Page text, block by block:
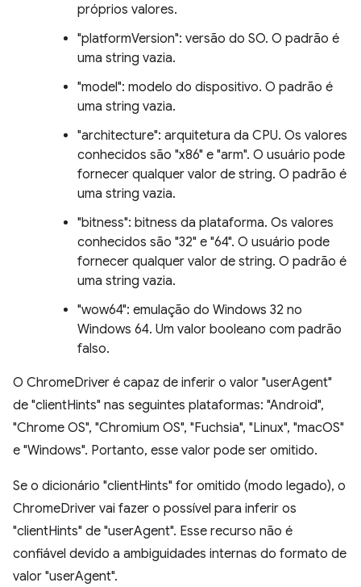
próprios valores.
"platformVersion": versão do SO. O padrão é
uma string vazia.
"model": modelo do dispositivo. O padrão é
uma string vazia.
"architecture": arquitetura da CPU. Os valores
conhecidos são "x86" e "arm". O usuário pode
fornecer qualquer valor de string. O padrão é
uma string vazia.
"bitness": bitness da plataforma. Os valores
conhecidos são "32" e "64". O usuário pode
fornecer qualquer valor de string. O padrão é
uma string vazia.
"wow64": emulação do Windows 32 no
Windows 64. Um valor booleano com padrão
falso.
O ChromeDriver é capaz de inferir o valor "userAgent"
de "clientHints" nas seguintes plataformas: "Android",
"Chrome OS", "Chromium OS", "Fuchsia", "Linux", "macOS"
e "Windows". Portanto, esse valor pode ser omitido.
Se o dicionário "clientHints" for omitido (modo legado), o
ChromeDriver vai fazer o possível para inferir os
"clientHints" de "userAgent". Esse recurso não é
confiável devido a ambiguidades internas do formato de
valor "userAgent".